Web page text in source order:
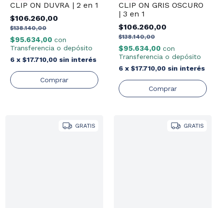
CLIP ON DUVRA | 2 en 1
$106.260,00
$138.140,00
$95.634,00 con
Transferencia o depósito
6 x $17.710,00 sin interés
CLIP ON GRIS OSCURO
| 3 en 1
$106.260,00
$138.140,00
$95.634,00 con
Transferencia o depósito
6 x $17.710,00 sin interés
GRATIS GRATIS